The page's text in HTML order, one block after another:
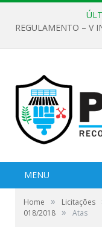
MENU
Home » Licitações
018/2018 » Atas